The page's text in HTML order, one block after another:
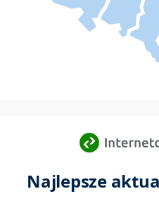
Najlepsze